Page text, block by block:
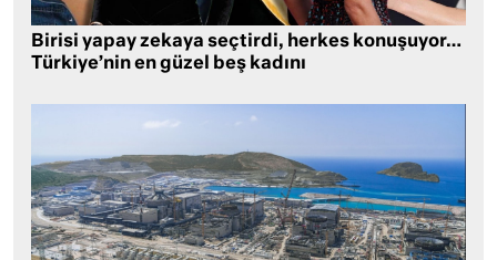
Birisi yapay zekaya seçtirdi, herkes konuşuyor…
Türkiye’nin en güzel beş kadını